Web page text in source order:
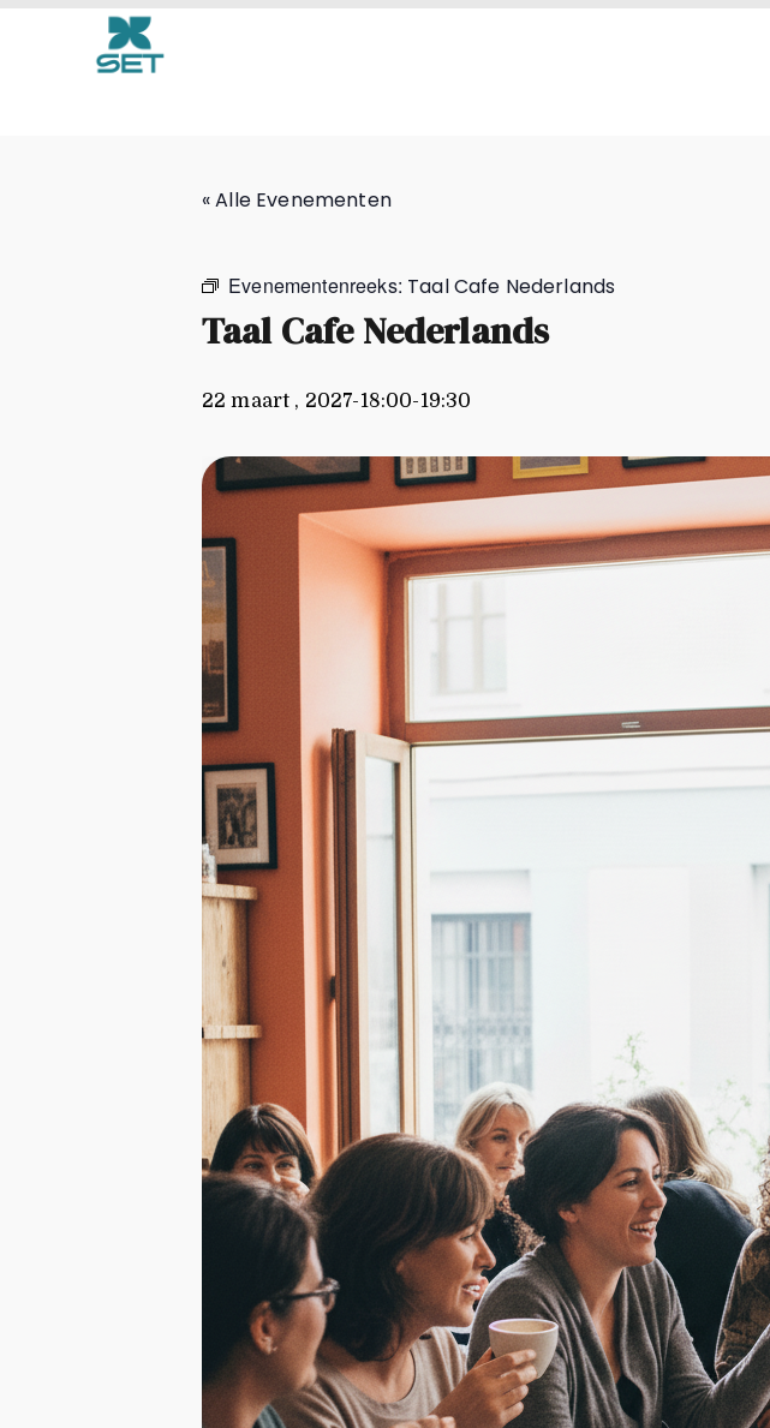
Taal Cafe Nederlands
« Alle Evenementen
Evenementenreeks: Taal Cafe Nederlands
Taal Cafe Nederlands
22 maart , 2027-18:00-19:30